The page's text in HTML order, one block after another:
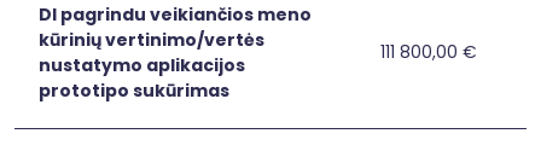
konkurencingumo
eksporto
rinkose
didinimą
DI
pagrindu
DI pagrindu veikiančios meno
kūrinių vertinimo/vertės
nustatymo aplikacijos
prototipo sukūrimas
DI pagrindu
111 800,00 €